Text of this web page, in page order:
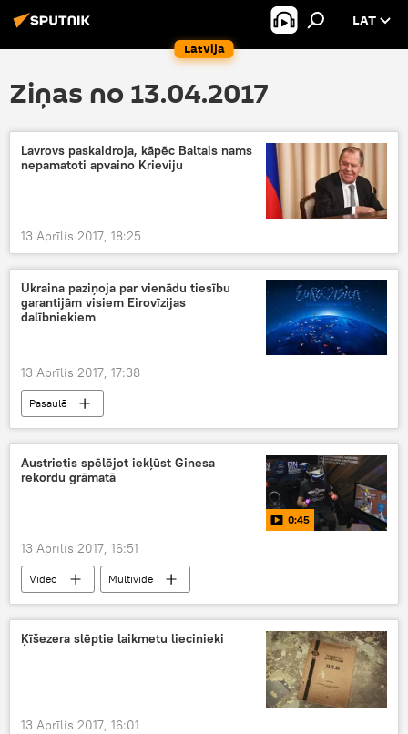
Latvija
LAT
Ziņas no 13.04.2017
Lavrovs paskaidroja, kāpēc Baltais nams
nepamatoti apvaino Krieviju
13 Aprīlis 2017, 18:25
Ukraina paziņoja par vienādu tiesību
garantijām visiem Eirovīzijas
dalībniekiem
13 Aprīlis 2017, 17:38
Pasaulē
Austrietis spēlējot iekļūst Ginesa
rekordu grāmatā
0:45
13 Aprīlis 2017, 16:51
Video Multivide
Ķīšezera slēptie laikmetu liecinieki
13 Aprīlis 2017, 16:01